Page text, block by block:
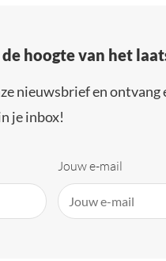
hoogte van het
nieuwsbrief en
je inbox!
Jouw e-mail